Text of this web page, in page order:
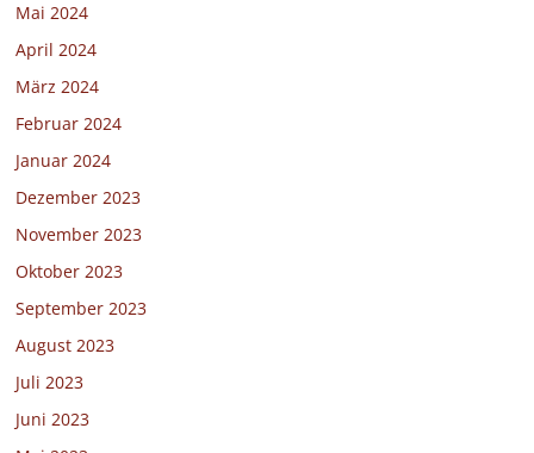
Mai 2024
April 2024
März 2024
Februar 2024
Januar 2024
Dezember 2023
November 2023
Oktober 2023
September 2023
August 2023
Juli 2023
Juni 2023